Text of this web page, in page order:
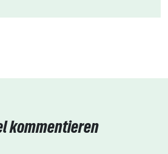
kommentieren